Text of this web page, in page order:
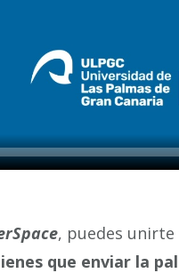
, puedes
que enviar la